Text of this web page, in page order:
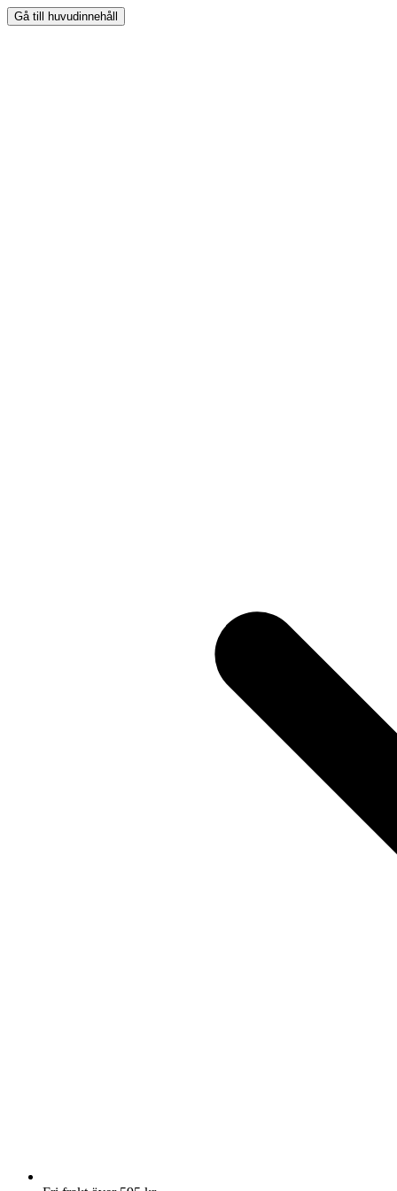
Gå till huvudinnehåll